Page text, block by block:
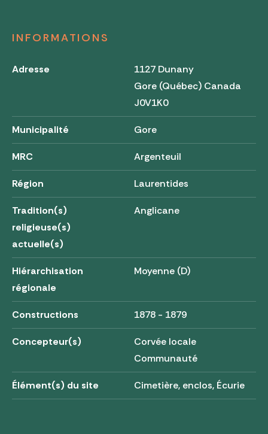
INFORMATIONS
Adresse
1127 Dunany
Gore (Québec) Canada
J0V1K0
Municipalité Gore
MRC Argenteuil
Région Laurentides
Tradition(s)
religieuse(s)
actuelle(s)
Anglicane
Hiérarchisation
régionale
Moyenne (D)
Constructions 1878 - 1879
Concepteur(s)
Corvée locale
Communauté
Élément(s) du site Cimetière, enclos, Écurie